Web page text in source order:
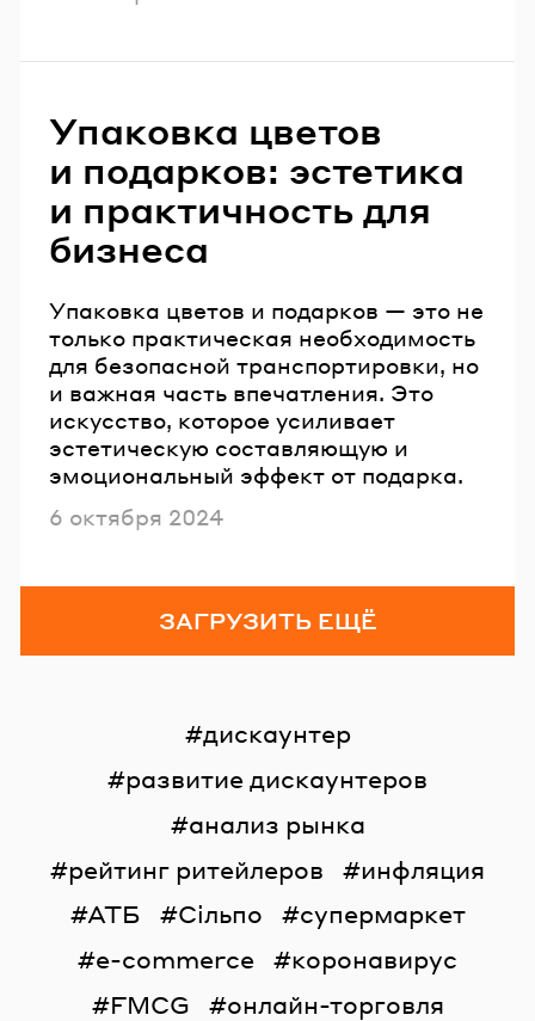
Упаковка цветов
и подарков: эстетика
и практичность для
бизнеса
Упаковка цветов и подарков — это не
только практическая необходимость
для безопасной транспортировки, но
и важная часть впечатления. Это
искусство, которое усиливает
эстетическую составляющую и
эмоциональный эффект от подарка.
Опубликовано
6 октября 2024
ЗАГРУЗИТЬ ЕЩЁ
дискаунтер
развитие дискаунтеров
анализ рынка
рейтинг ритейлеров
инфляция
АТБ
Сільпо
супермаркет
e-commerce
коронавирус
FMCG
онлайн-торговля